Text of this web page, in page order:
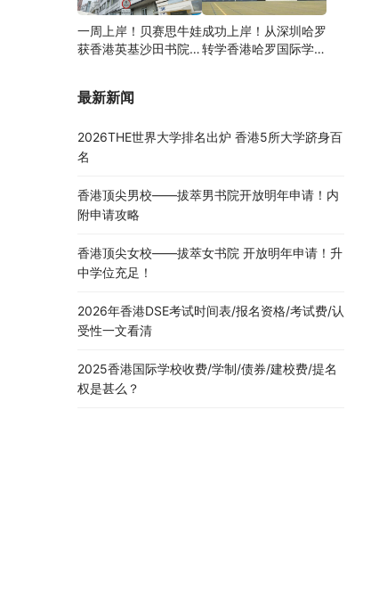
一周上岸！贝赛思牛娃
获香港英基沙田书院录
成功上岸！从深圳哈罗
转学香港哈罗国际学
最新新闻
2026THE世界大学排名出炉 香港5所大学跻身百
名
香港顶尖男校——拔萃男书院开放明年申请！内
附申请攻略
香港顶尖女校——拔萃女书院 开放明年申请！升
中学位充足！
2026年香港DSE考试时间表/报名资格/考试费/认
受性一文看清
2025香港国际学校收费/学制/债券/建校费/提名
权是甚么？